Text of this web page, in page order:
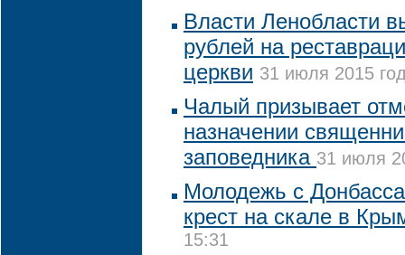
Власти Ленобласти
рублей на
церкви 31 июля 2015
Чалый призывает
назначении
заповедника 31 июля
Молодежь с
крест на скале в
15:31